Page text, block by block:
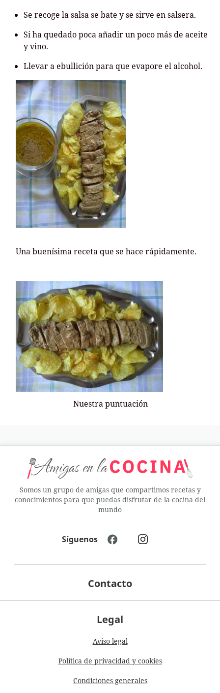
Se recoge la salsa se bate y se sirve en salsera.
Si ha quedado poca añadir un poco más de aceite
y vino.
Llevar a ebullición para que evapore el alcohol.
Una buenísima receta que se hace rápidamente.
Nuestra puntuación
Somos un grupo de amigas que compartimos recetas y
conocimientos para que puedas disfrutar de la cocina del
mundo
Legal
Aviso legal
Política de privacidad y cookies
Condiciones generales
Contacto
Síguenos